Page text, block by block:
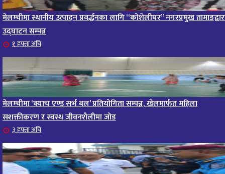
मेलम्चीमा स्थानीय उत्पादन प्रवर्द्धनका लागि “कोशेलीघर” नगरप्रमुख
उद्घाटन सम्पन्न
१ हफ्ता अघि
मेलम्चीमा ‘क्याच एण्ड सर्भ बल’ प्रतियोगिता सम्पन्न, खेलमार्फत महिला
सशक्तीकरण र स्वस्थ जीवनशैलीमा जोड
३ हफ्ता अघि